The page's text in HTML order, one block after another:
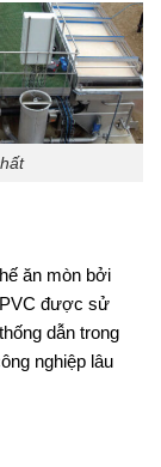
ăn mòn bởi
được sử
dẫn trong
nghiệp lâu